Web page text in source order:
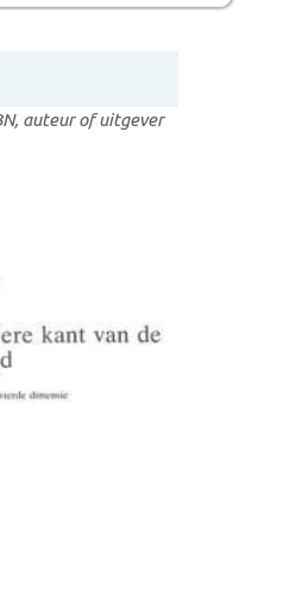
auteur of uitgever